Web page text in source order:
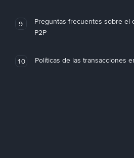
9
Preguntas frecuentes sobre el
P2P
10 Políticas de las transacciones